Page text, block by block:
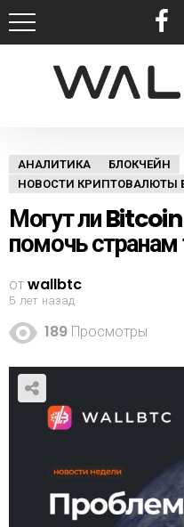
АНАЛИТИКА
БЛОКЧЕЙН
НОВОСТИ КРИПТОВАЛЮТЫ
Могут ли
помочь странам
отwallbtc
5 лет назад
189 Просмотры